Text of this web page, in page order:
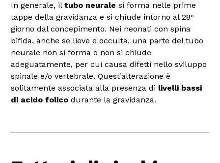
In generale, iltubo neurale si forma nelle prime
tappe della gravidanza e si chiude intorno al 28º
giorno dal concepimento. Nei neonati con spina
bifida, anche se lieve e occulta, una parte del tubo
neurale non si forma o non si chiude
adeguatamente, per cui causa difetti nello sviluppo
spinale e/o vertebrale. Quest’alterazione è
solitamente associata alla presenza di livelli bassi
di acido folico durante la gravidanza.